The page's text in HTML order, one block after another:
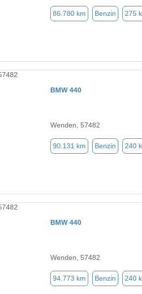
86.780 km Benzin 275
BMW 440
Wenden, 57482
90.131 km Benzin 240
BMW 440
Wenden, 57482
94.773 km Benzin 240